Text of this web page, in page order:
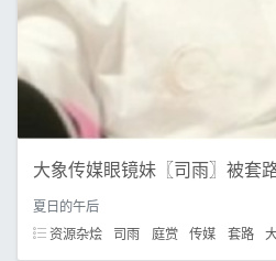
夏日的午后
资源杂烩
司雨 庭赏 传媒 套路